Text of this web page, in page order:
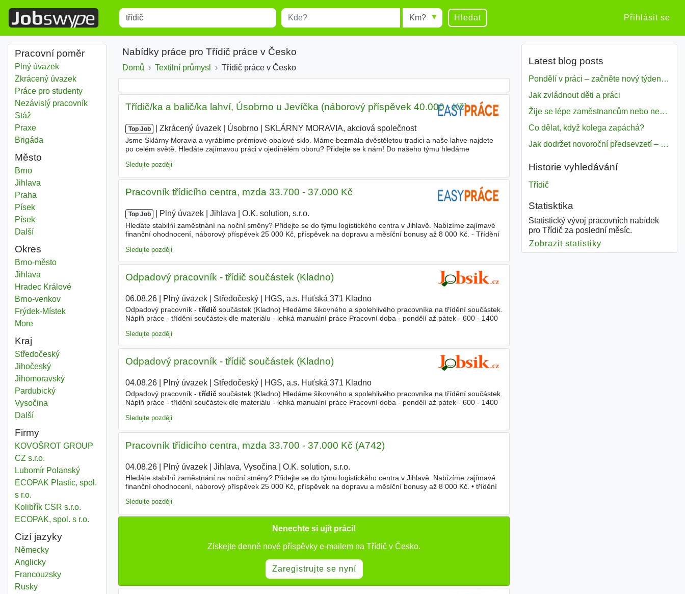
Title Místo Radius Hledat Přihlásit se
Pracovní poměr
Plný úvazek
Zkrácený úvazek
Práce pro studenty
Nezávislý pracovník
Stáž
Praxe
Brigáda
Město
Třídič
Brno
Třídič
Jihlava
Třídič
Praha
Třídič
Písek
Třídič
Písek
Dalšíměsta
Okres
Třídič
Brno-městoOkres
Třídič
Jihlava
Třídič
Hradec KrálovéOkres
Třídič
Brno-venkovOkres
Třídič
Frýdek-MístekOkres
Moredistricts
Kraj
Třídič
StředočeskýKraj
Třídič
JihočeskýKraj
Třídič
JihomoravskýKraj
Třídič
PardubickýKraj
Třídič
Vysočina
Dalšíkraj
Firmy
KOVOŠROT GROUP
CZ s.r.o.
Lubomír Polanský
ECOPAK Plastic, spol.
s r.o.
Kolibřík CSR s.r.o.
ECOPAK, spol. s r.o.
Cizí jazyky
Německy
Anglicky
Francouzsky
Rusky
Nabídky práce pro Třídič práce v Česko
Domů Textilní průmysl Třídič práce v Česko
Třídič/ka a balič/ka lahví, Úsobrno u Jevíčka (náborový příspěvek 40.000,- Kč)
Top Job Zkrácený úvazek Úsobrno SKLÁRNY MORAVIA, akciová společnost|
Jsme Sklárny Moravia a vyrábíme prémiové obalové sklo. Máme bezmála dvěstěletou tradici a naše lahve najdete
po celém světě. Hledáte zajímavou práci v ojedinělém oboru? Přidejte se k nám! Do našeho týmu hledáme
Sledujte později
Pracovník třídicího centra, mzda 33.700 - 37.000 Kč
Top Job Plný úvazek Jihlava O.K. solution, s.r.o.
Hledáte stabilní zaměstnání na noční směny? Přidejte se do týmu logistického centra v Jihlavě. Nabízíme zajímavé
finanční ohodnocení, náborový příspěvek 25 000 Kč, příspěvek na dopravu a měsíční bonusy až 8 000 Kč. - Třídění
Sledujte později
Odpadový pracovník - třídič součástek (Kladno)
06.08.26| Plný úvazek| Středočeský| HGS, a.s. Huťská 371 Kladno
Odpadový pracovník - třídičsoučástek (Kladno) Hledáme šikovného a spolehlivého pracovníka na třídění součástek.
Náplň práce - třídění součástek dle materiálu - lehká manuální práce Pracovní doba - pondělí až pátek - 600 - 1400
Sledujte později
Odpadový pracovník - třídič součástek (Kladno)
04.08.26| Plný úvazek| Středočeský| HGS, a.s. Huťská 371 Kladno|
Odpadový pracovník - třídičsoučástek (Kladno) Hledáme šikovného a spolehlivého pracovníka na třídění součástek.
Náplň práce - třídění součástek dle materiálu - lehká manuální práce Pracovní doba - pondělí až pátek - 600 - 1400
Sledujte později
Pracovník třídicího centra, mzda 33.700 - 37.000 Kč (A742)
04.08.26| Plný úvazek| Jihlava, Vysočina O.K. solution, s.r.o.
Hledáte stabilní zaměstnání na noční směny? Přidejte se do týmu logistického centra v Jihlavě. Nabízíme zajímavé
finanční ohodnocení, náborový příspěvek 25 000 Kč, příspěvek na dopravu a měsíční bonusy až 8 000 Kč. • třídění
Sledujte později
Nenechte si ujít práci!
Získejte denně nové příspěvky e-mailem na Třídič v Česko.
Zaregistrujte se nyní
Latest blog posts
Pondělí v práci – začněte nový týden s motivací
Jak zvládnout děti a práci
Žije se lépe zaměstnancům nebo nezavislým pracovníkům
Co dělat, když kolega zapáchá?
Jak dodržet novoroční předsevzetí – naše tipy pro dobrý začátek roku 2018
Historie vyhledávání
Třídič
Statisktika
Statistický vývoj pracovních nabídek
pro Třídič za poslední měsíc.
Zobrazit statistiky